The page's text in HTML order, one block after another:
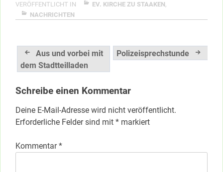
VERÖFFENTLICHT IN EV. KIRCHE ZU STAAKEN,
NACHRICHTEN
Beitragsnavigation
Aus und vorbei mit
dem Stadtteilladen
Polizeisprechstunde
Schreibe einen Kommentar
Deine E-Mail-Adresse wird nicht veröffentlicht.
Erforderliche Felder sind mit * markiert
Kommentar*